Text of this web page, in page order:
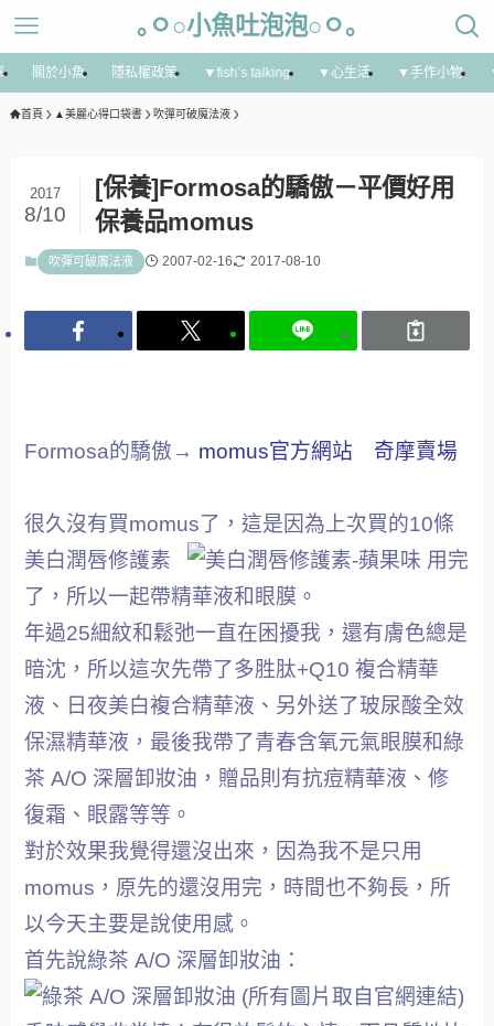
｡ㅇ○小魚吐泡泡○ㅇ｡
關於小魚 隱私權政策 ▼fish’s talking ▼心生活 ▼手作小物
首頁 ▲美麗心得口袋書 吹彈可破魔法液
[保養]Formosa的驕傲－平價好用
保養品momus
2017
8/10
吹彈可破魔法液 2007-02-16 2017-08-10
Formosa的驕傲→ momus官方網站 奇摩賣場
很久沒有買momus了，這是因為上次買的10條
美白潤唇修護素
用完
了，所以一起帶精華液和眼膜。
年過25細紋和鬆弛一直在困擾我，還有膚色總是
暗沈，所以這次先帶了多胜肽+Q10 複合精華
液、日夜美白複合精華液、另外送了玻尿酸全效
保濕精華液，最後我帶了青春含氧元氣眼膜和綠
茶 A/O 深層卸妝油，贈品則有抗痘精華液、修
復霜、眼露等等。
對於效果我覺得還沒出來，因為我不是只用
momus，原先的還沒用完，時間也不夠長，所
以今天主要是說使用感。
首先說綠茶 A/O 深層卸妝油：
(所有圖片取自官網連結)